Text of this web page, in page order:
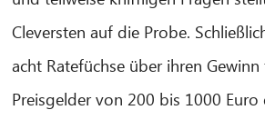
Cleversten auf die Probe.
acht Ratefüchse über ihren
Preisgelder von 200 bis 1000